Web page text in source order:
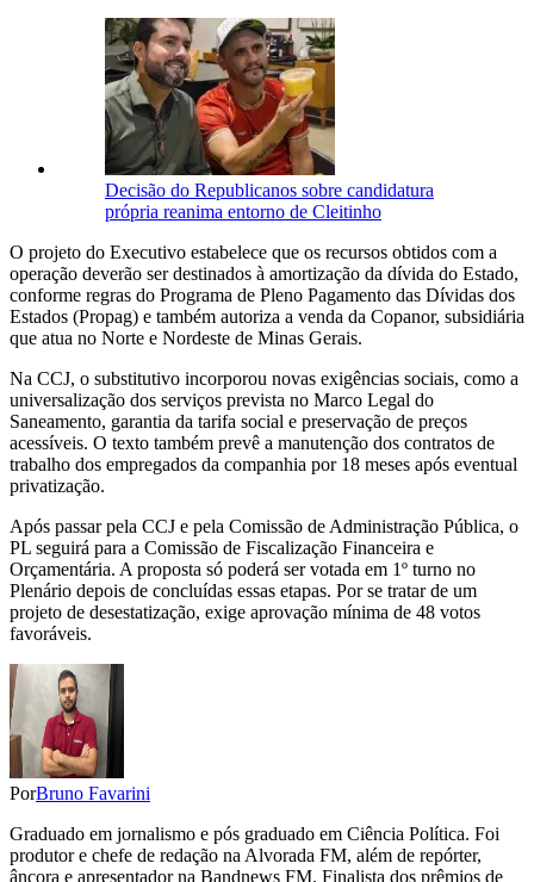
Decisão do Republicanos sobre candidatura
própria reanima entorno de Cleitinho
O projeto do Executivo estabelece que os recursos obtidos com a
operação deverão ser destinados à amortização da dívida do Estado,
conforme regras do Programa de Pleno Pagamento das Dívidas dos
Estados (Propag) e também autoriza a venda da Copanor, subsidiária
que atua no Norte e Nordeste de Minas Gerais.
Na CCJ, o substitutivo incorporou novas exigências sociais, como a
universalização dos serviços prevista no Marco Legal do
Saneamento, garantia da tarifa social e preservação de preços
acessíveis. O texto também prevê a manutenção dos contratos de
trabalho dos empregados da companhia por 18 meses após eventual
privatização.
Após passar pela CCJ e pela Comissão de Administração Pública, o
PL seguirá para a Comissão de Fiscalização Financeira e
Orçamentária. A proposta só poderá ser votada em 1º turno no
Plenário depois de concluídas essas etapas. Por se tratar de um
projeto de desestatização, exige aprovação mínima de 48 votos
favoráveis.
PorBruno Favarini
Graduado em jornalismo e pós graduado em Ciência Política. Foi
produtor e chefe de redação na Alvorada FM, além de repórter,
âncora e apresentador na Bandnews FM. Finalista dos prêmios de